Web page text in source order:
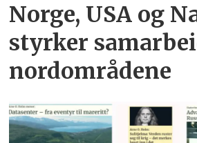
Norge, USA og
styrker
nordområdene